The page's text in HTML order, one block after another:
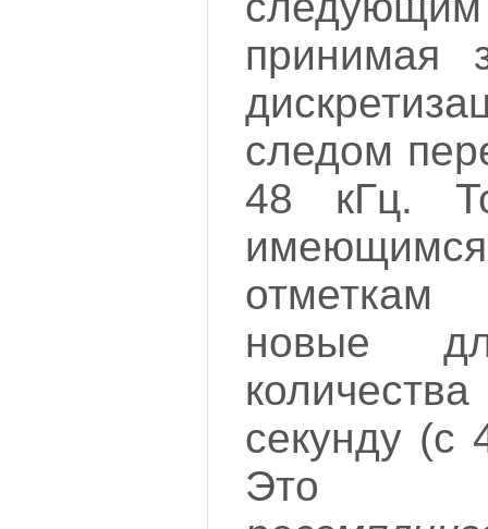
принимая
следом
48 кГц.
новые
секунду (с
Это